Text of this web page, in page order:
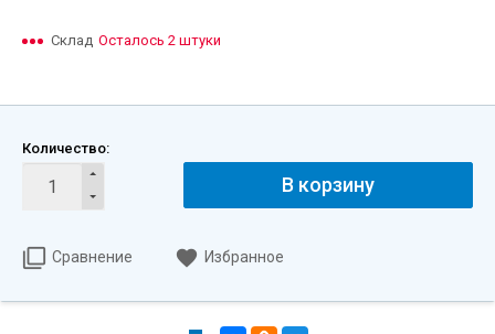
Склад Осталось 2 штуки
Количество:
В корзину
Сравнение Избранное